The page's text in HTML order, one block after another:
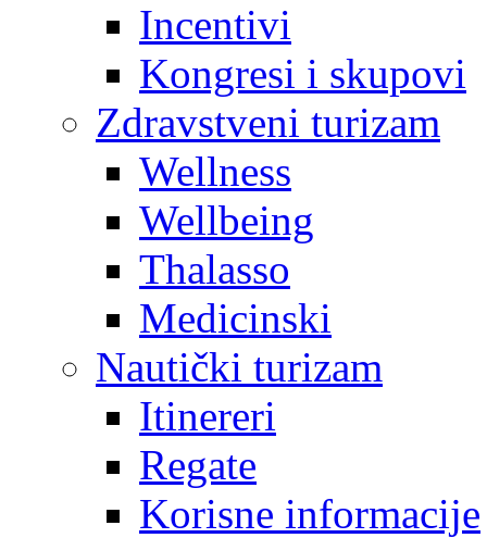
Incentivi
Kongresi i skupovi
Zdravstveni turizam
Wellness
Wellbeing
Thalasso
Medicinski
Nautički turizam
Itinereri
Regate
Korisne informacije